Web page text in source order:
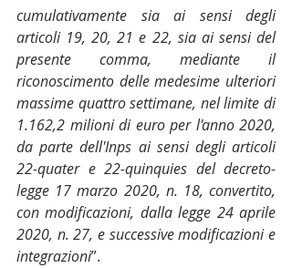
cumulativamente sia ai sensi degli
articoli 19, 20, 21 e 22, sia ai sensi del
presente comma, mediante il
riconoscimento delle medesime ulteriori
massime quattro settimane, nel limite di
1.162,2 milioni di euro per l'anno 2020,
da parte dell'Inps ai sensi degli articoli
22-quater e 22-quinquies del decreto-
legge 17 marzo 2020, n. 18, convertito,
con modificazioni, dalla legge 24 aprile
2020, n. 27, e successive modificazioni e
integrazioni”.